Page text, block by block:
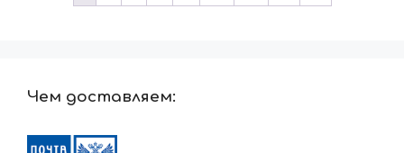
Чем доставляем: